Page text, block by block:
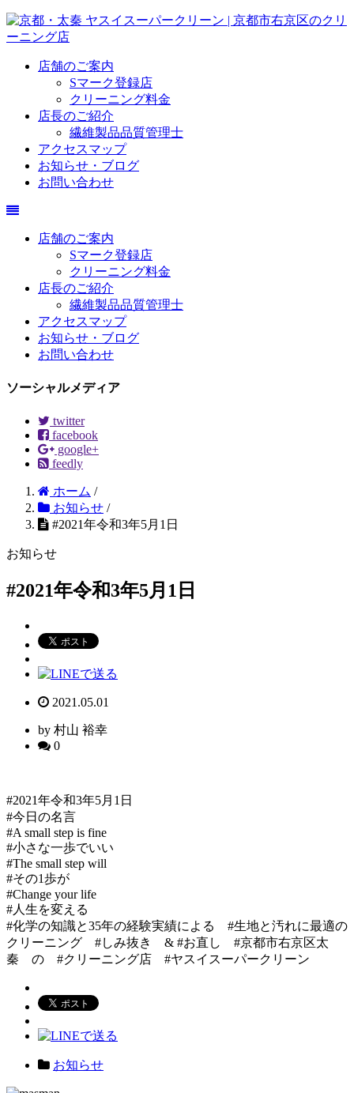
店舗のご案内
Sマーク登録店
クリーニング料金
店長のご紹介
繊維製品品質管理士
アクセスマップ
お知らせ・ブログ
お問い合わせ
店舗のご案内
Sマーク登録店
クリーニング料金
店長のご紹介
繊維製品品質管理士
アクセスマップ
お知らせ・ブログ
お問い合わせ
ソーシャルメディア
twitter
facebook
google+
feedly
ホーム /
お知らせ /
#2021年令和3年5月1日
お知らせ
#2021年令和3年5月1日
2021.05.01
by 村山 裕幸
0
#2021年令和3年5月1日
#今日の名言
#A small step is fine
#小さな一歩でいい
#The small step will
#その1歩が
#Change your life
#人生を変える
#化学の知識と35年の経験実績による #生地と汚れに最適の
クリーニング #しみ抜き & #お直し #京都市右京区太
秦 の #クリーニング店 #ヤスイスーパークリーン
お知らせ